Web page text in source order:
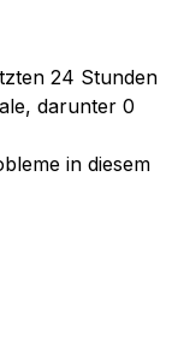
24 Stunden
darunter 0
in diesem